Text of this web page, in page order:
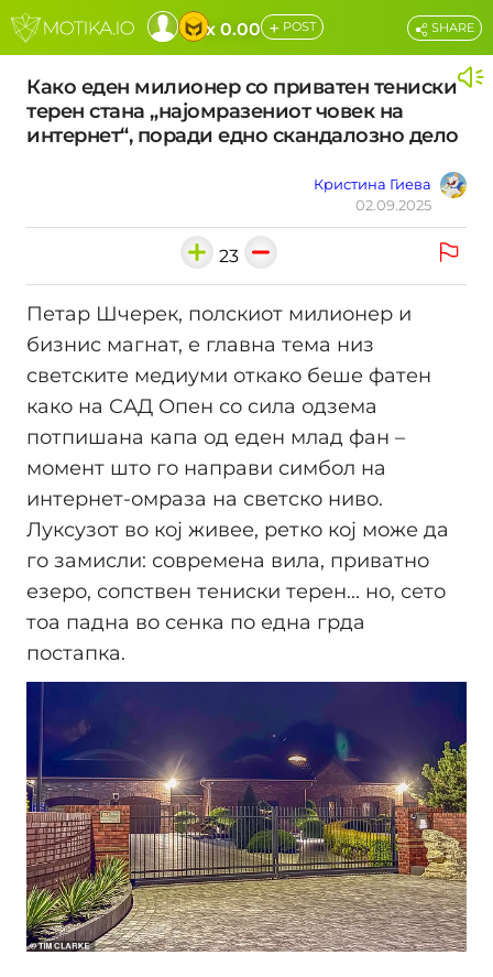
x 0.00 + POST
Како еден милионер со приватен тениски
терен стана „најомразениот човек на
интернет“, поради едно скандалозно дело
Кристина Гиева
02.09.2025
SHARE
23
Петар Шчерек, полскиот милионер и
бизнис магнат, е главна тема низ
светските медиуми откако беше фатен
како на САД Опен со сила одзема
потпишана капа од еден млад фан –
момент што го направи симбол на
интернет-омраза на светско ниво.
Луксузот во кој живее, ретко кој може да
го замисли: современа вила, приватно
езеро, сопствен тениски терен... но, сето
тоа падна во сенка по една грда
постапка.